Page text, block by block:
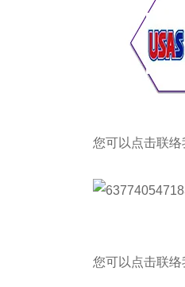
您可以点击联络
您可以点击联络